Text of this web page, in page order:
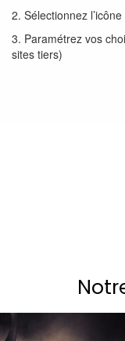
2. Sélectionnez
3. Paramétrez vos
sites tiers)